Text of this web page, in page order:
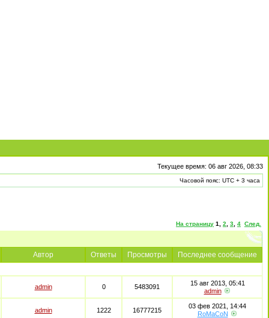
Текущее время: 06 авг 2026, 08:33
Часовой пояс: UTC + 3 часа
На страницу 1 2 3 4 След.
Автор Ответы Просмотры Последнее сообщение
admin 0 5483091
15 авг 2013, 05:41
admin
admin 1222 16777215
03 фев 2021, 14:44
RoMaCoN